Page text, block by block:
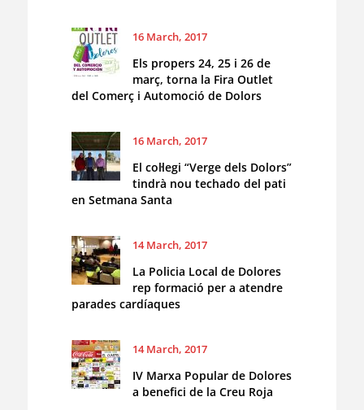
16 March, 2017
Els propers 24, 25 i 26 de
març, torna la Fira Outlet
del Comerç i Automoció de Dolors
16 March, 2017
El col·legi “Verge dels Dolors”
tindrà nou techado del pati
en Setmana Santa
14 March, 2017
La Policia Local de Dolores
rep formació per a atendre
parades cardíaques
14 March, 2017
IV Marxa Popular de Dolores
a benefici de la Creu Roja